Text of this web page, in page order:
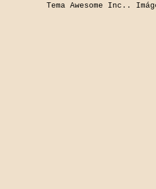
Tema Awesome Inc..